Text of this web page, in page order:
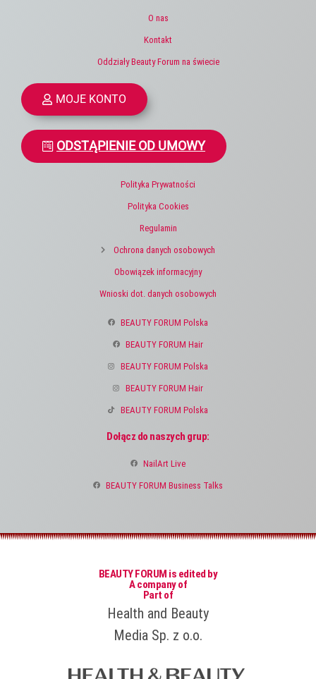
O nas
Kontakt
Oddziały Beauty Forum na świecie
MOJE KONTO
ODSTĄPIENIE OD UMOWY
Polityka Prywatności
Polityka Cookies
Regulamin
Ochrona danych osobowych
Obowiązek informacyjny
Wnioski dot. danych osobowych
BEAUTY FORUM Polska
BEAUTY FORUM Hair
BEAUTY FORUM Polska
BEAUTY FORUM Hair
BEAUTY FORUM Polska
Dołącz do naszych grup:
NailArt Live
BEAUTY FORUM Business Talks
BEAUTY FORUM is edited by
A company of
Part of
Health and Beauty
Media Sp. z o.o.